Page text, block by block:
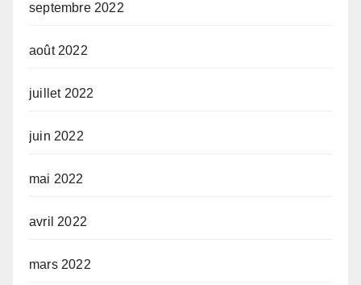
septembre 2022
août 2022
juillet 2022
juin 2022
mai 2022
avril 2022
mars 2022